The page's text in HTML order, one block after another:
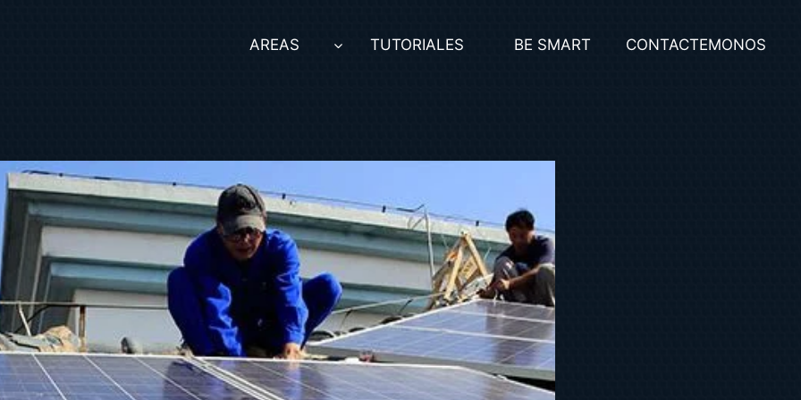
AREAS TUTORIALES BE SMART CONTACTEMONOS